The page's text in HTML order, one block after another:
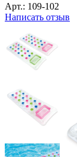
Арт.: 109-102
Написать отзыв